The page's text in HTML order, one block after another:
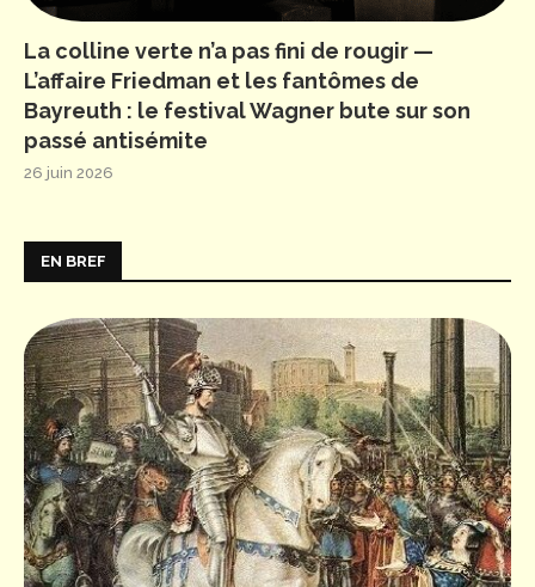
La colline verte n’a pas fini de rougir —
L’affaire Friedman et les fantômes de
Bayreuth : le festival Wagner bute sur son
passé antisémite
26 juin 2026
EN BREF